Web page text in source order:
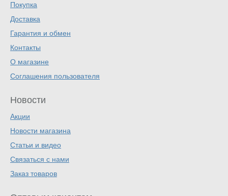
Покупка
Доставка
Гарантия и обмен
Контакты
О магазине
Соглашения пользователя
Новости
Акции
Новости магазина
Статьи и видео
Связаться с нами
Заказ товаров